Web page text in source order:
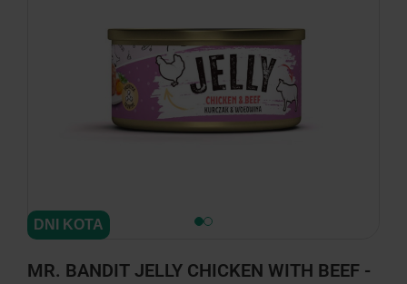
DNI KOTA
MR. BANDIT JELLY CHICKEN WITH BEEF -